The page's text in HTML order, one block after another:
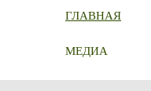
ГЛАВНАЯ
МЕДИА